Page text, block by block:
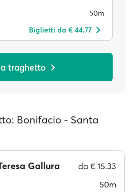
50m
Biglietti da € 44.77
traghetto
Bonifacio - Santa
Gallura da € 15.33
50m